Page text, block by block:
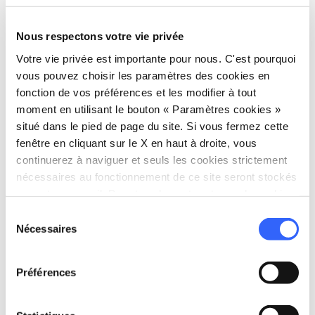
Nous respectons votre vie privée
Votre vie privée est importante pour nous. C'est pourquoi
vous pouvez choisir les paramètres des cookies en
fonction de vos préférences et les modifier à tout
moment en utilisant le bouton « Paramètres cookies »
situé dans le pied de page du site. Si vous fermez cette
fenêtre en cliquant sur le X en haut à droite, vous
continuerez à naviguer et seuls les cookies strictement
nécessaires au fonctionnement de ce site seront stockés
Nécessaires
Préférences
directions Directions
Informations
home Où
Montecatini Terme
Viale Giuseppe Verdi, 46, 51016
language Site web